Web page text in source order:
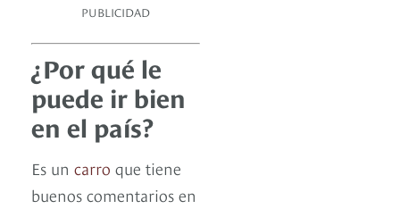
PUBLICIDAD
¿Por qué le
puede ir bien
en el país?
Es un carro que tiene
buenos comentarios en